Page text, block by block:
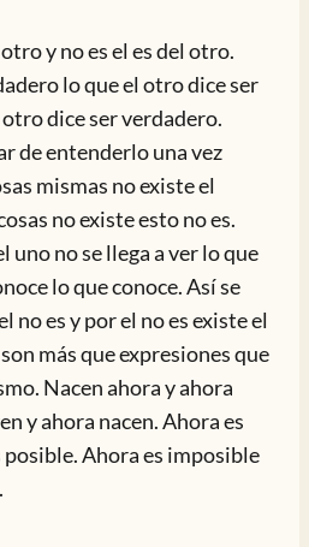
y no es el es del otro.
lo que el otro dice ser
dice ser verdadero.
de entenderlo una vez
mismas no existe el
no existe esto no es.
uno no se llega a ver lo que
lo que conoce. Así se
no es y por el no es existe el
más que expresiones que
Nacen ahora y ahora
y ahora nacen. Ahora es
posible. Ahora es imposible